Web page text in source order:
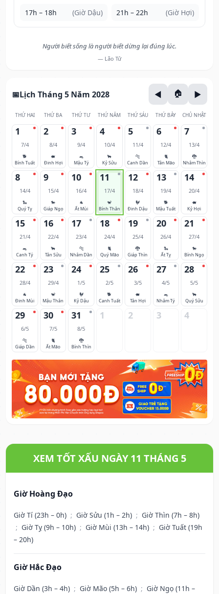
17h – 18h (Giờ Dậu) 21h – 22h (Giờ Hợi)
Người biết sống là người biết dừng lại đúng lúc.
— Lão Tử
Lịch Tháng 5 Năm 2028
THỨ HAI THỨ BA THỨ TƯ THỨ NĂM THỨ SÁU THỨ BẢY CHỦ NHẬT
1
7/4
🐕
Bính Tuất
2
8/4
🐖
Đinh Hợi
3
9/4
🐀
Mậu Tý
4
10/4
🐂
Kỷ Sửu
5
11/4
🐅
Canh Dần
6
12/4
🐈
Tân Mão
7
13/4
🐉
Nhâm Thìn
8
14/4
🐍
Quý Tỵ
9
15/4
🐎
Giáp Ngọ
10
16/4
🐐
Ất Mùi
11
17/4
🐒
Bính Thân
12
18/4
🐓
Đinh Dậu
13
19/4
🐕
Mậu Tuất
14
20/4
🐖
Kỷ Hợi
15
21/4
🐀
Canh Tý
16
22/4
🐂
Tân Sửu
17
23/4
🐅
Nhâm Dần
18
24/4
🐈
Quý Mão
19
25/4
🐉
Giáp Thìn
20
26/4
🐍
Ất Tỵ
21
27/4
🐎
Bính Ngọ
22
28/4
🐐
Đinh Mùi
23
29/4
🐒
Mậu Thân
24
1/5
🐓
Kỷ Dậu
25
2/5
🐕
Canh Tuất
26
3/5
🐖
Tân Hợi
27
4/5
🐀
Nhâm Tý
28
5/5
🐂
Quý Sửu
29
6/5
🐅
Giáp Dần
30
7/5
🐈
Ất Mão
31
8/5
🐉
Bính Thìn
1 2 3 4
XEM TỐT XẤU NGÀY 11 THÁNG 5
Giờ Hoàng Đạo
Giờ Tí (23h – 0h) ; Giờ Sửu (1h – 2h) ; Giờ Thìn (7h – 8h)
; Giờ Tỵ (9h – 10h) ; Giờ Mùi (13h – 14h) ; Giờ Tuất (19h
– 20h)
Giờ Hắc Đạo
Giờ Dần (3h – 4h) ; Giờ Mão (5h – 6h) ; Giờ Ngọ (11h –